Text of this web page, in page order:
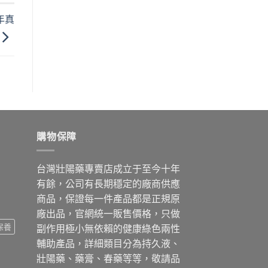
真
養
購物保障
台灣壯陽藥專賣店成立于至今十年
有餘，公司有長期穩定的廠商供應
商品，保證每一件產品都是正規原
廠出品，官網統一販售價格，只做
副作用極小無依賴的健康綠色兩性
輔助產品，詳細類目分為持久液、
壯陽藥、藥膏、春藥等等，敬請品